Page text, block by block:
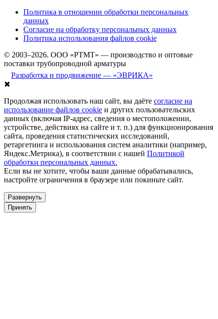
Политика в отношении обработки персональных
данных
Согласие на обработку персональных данных
Политика использования файлов cookie
© 2003–2026. ООО «РТМТ» — производство и оптовые
поставки трубопроводной арматуры
Разработка и продвижение — «ЭВРИКА»
✖
Продолжая использовать наш сайт, вы даёте согласие на
использование файлов cookie и других пользовательских
данных (включая IP-адрес, сведения о местоположении,
устройстве, действиях на сайте и т. п.) для функционирования
сайта, проведения статистических исследований,
ретаргетинга и использования систем аналитики (например,
Яндекс.Метрика), в соответствии с нашей Политикой
обработки персональных данных.
Если вы не хотите, чтобы ваши данные обрабатывались,
настройте ограничения в браузере или покиньте сайт.
Развернуть
Принять